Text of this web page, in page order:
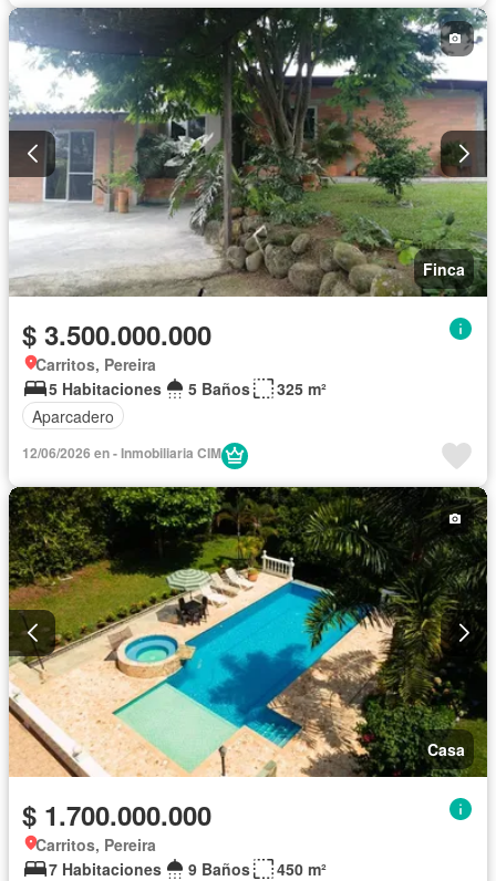
Finca
$ 3.500.000.000
Carritos, Pereira
5 Habitaciones
5 Baños
325 m²
Aparcadero
12/06/2026 en - Inmobiliaria CIM
Casa
$ 1.700.000.000
Carritos, Pereira
7 Habitaciones
9 Baños
450 m²